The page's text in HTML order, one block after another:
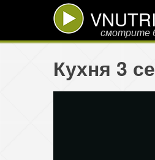
VNUTRI
смотрите
Кухня 3